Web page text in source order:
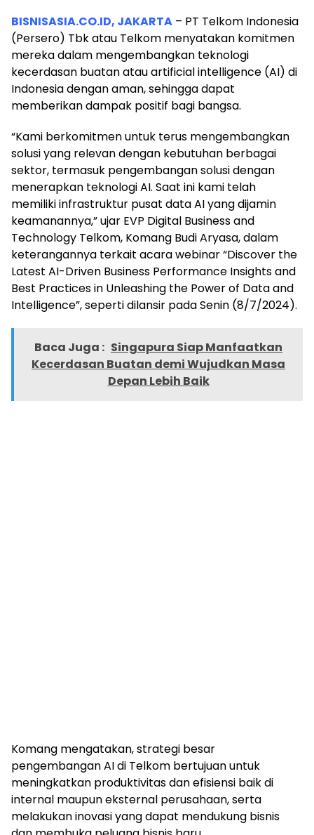
BISNISASIA.CO.ID, JAKARTA – PT Telkom Indonesia
(Persero) Tbk atau Telkom menyatakan komitmen
mereka dalam mengembangkan teknologi
kecerdasan buatan atau artificial intelligence (AI) di
Indonesia dengan aman, sehingga dapat
memberikan dampak positif bagi bangsa.
“Kami berkomitmen untuk terus mengembangkan
solusi yang relevan dengan kebutuhan berbagai
sektor, termasuk pengembangan solusi dengan
menerapkan teknologi AI. Saat ini kami telah
memiliki infrastruktur pusat data AI yang dijamin
keamanannya,” ujar EVP Digital Business and
Technology Telkom, Komang Budi Aryasa, dalam
keterangannya terkait acara webinar “Discover the
Latest AI-Driven Business Performance Insights and
Best Practices in Unleashing the Power of Data and
Intelligence”, seperti dilansir pada Senin (8/7/2024).
Baca Juga : Singapura Siap Manfaatkan
Kecerdasan Buatan demi Wujudkan Masa
Depan Lebih Baik
Komang mengatakan, strategi besar
pengembangan AI di Telkom bertujuan untuk
meningkatkan produktivitas dan efisiensi baik di
internal maupun eksternal perusahaan, serta
melakukan inovasi yang dapat mendukung bisnis